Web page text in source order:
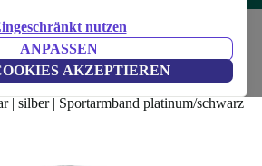
nutzen
ANPASSEN
AKZEPTIEREN
Apple Watches
SE (2020)
| silber | Sportarmband platinum/schwarz